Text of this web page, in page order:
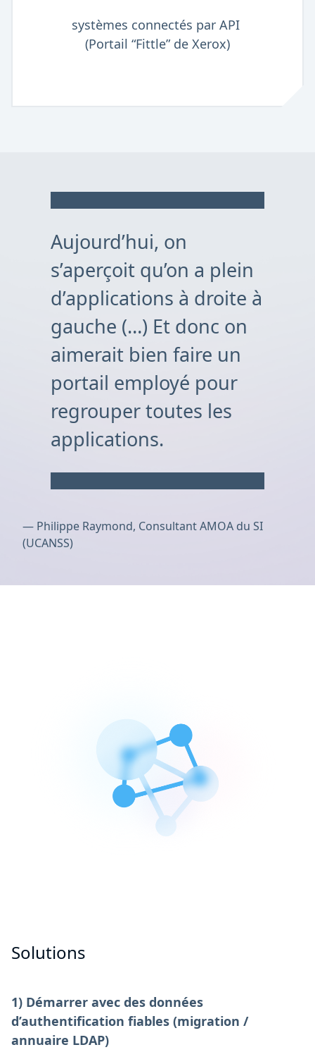
systèmes connectés par API
(Portail “Fittle” de Xerox)
Aujourd’hui, on
s’aperçoit qu’on a plein
d’applications à droite à
gauche (…) Et donc on
aimerait bien faire un
portail employé pour
regrouper toutes les
applications.
— Philippe Raymond, Consultant AMOA du SI
(UCANSS)
Solutions
1) Démarrer avec des données
d’authentification fiables (migration /
annuaire LDAP)